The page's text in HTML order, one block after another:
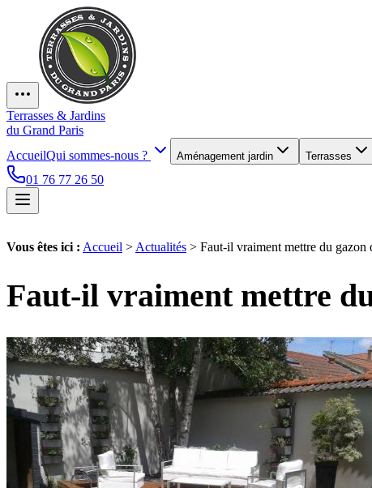
Terrasses & Jardins
du Grand Paris
AccueilQui sommes-nous ? Aménagement jardin Terrasses
01 76 77 26 50
Vous êtes ici : Accueil > Actualités > Faut-il vraiment mettre du gazon
Faut-il vraiment mettre